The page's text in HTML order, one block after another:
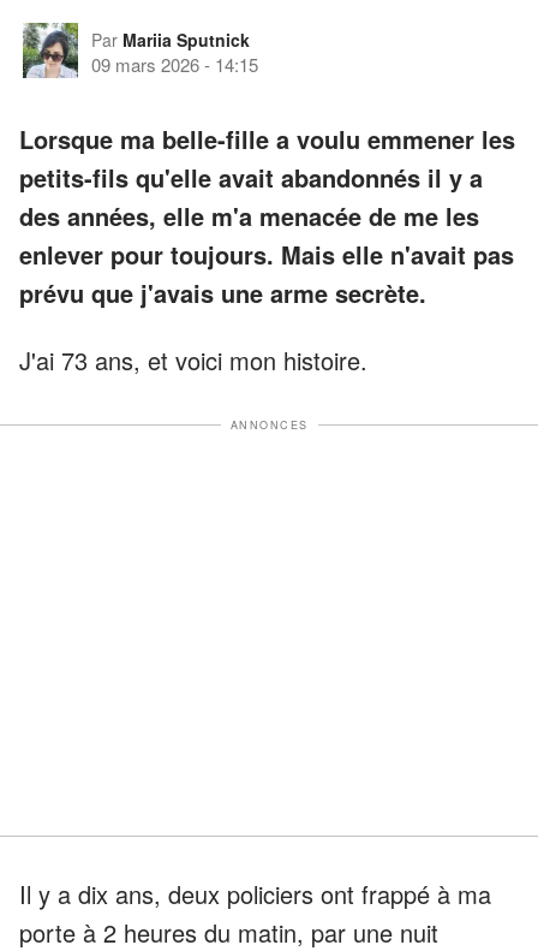
Par Mariia Sputnick
09 mars 2026- 14:15
Lorsque ma belle-fille a voulu emmener les
petits-fils qu'elle avait abandonnés il y a
des années, elle m'a menacée de me les
enlever pour toujours. Mais elle n'avait pas
prévu que j'avais une arme secrète.
J'ai 73 ans, et voici mon histoire.
ANNONCES
Il y a dix ans, deux policiers ont frappé à ma
porte à 2 heures du matin, par une nuit